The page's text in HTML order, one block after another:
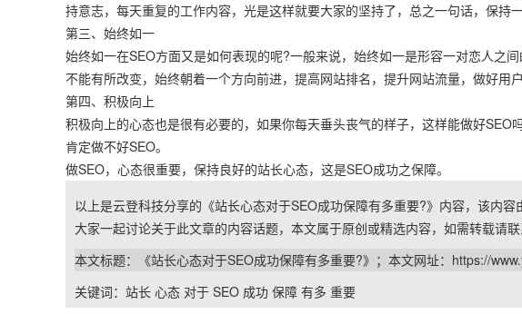
持意志，每天重复的工作内容，光是这样就要大家的坚持了，总之一句话，保持
第三、始终如一
始终如一在SEO方面又是如何表现的呢?一般来说，始终如一是形容一对恋人之
不能有所改变，始终朝着一个方向前进，提高网站排名，提升网站流量，做好用
第四、积极向上
积极向上的心态也是很有必要的，如果你每天垂头丧气的样子，这样能做好
肯定做不好SEO。
做SEO，心态很重要，保持良好的站长心态，这是SEO成功之保障。
以上是云登科技分享的《站长心态对于SEO成功保障有多重要?》内容，该内
大家一起讨论关于此文章的内容话题，本文属于原创或精选内容，如需转载请
本文标题：《站长心态对于SEO成功保障有多重要?》；本文网址： https://
关键词： 站长 心态 对于 SEO 成功 保障 有多 重要